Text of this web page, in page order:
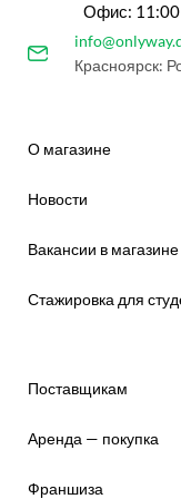
Офис: 11:00
Красноярск:
О магазине
Новости
Вакансии в магазине
Стажировка для
Поставщикам
Аренда — покупка
Франшиза